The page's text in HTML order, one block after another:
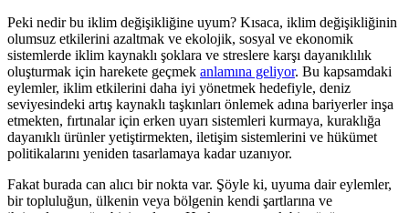
Peki nedir bu iklim değişikliğine uyum? Kısaca, iklim değişikliğinin
olumsuz etkilerini azaltmak ve ekolojik, sosyal ve ekonomik
sistemlerde iklim kaynaklı şoklara ve streslere karşı dayanıklılık
oluşturmak için harekete geçmek anlamına geliyor. Bu kapsamdaki
eylemler, iklim etkilerini daha iyi yönetmek hedefiyle, deniz
seviyesindeki artış kaynaklı taşkınları önlemek adına bariyerler inşa
etmekten, fırtınalar için erken uyarı sistemleri kurmaya, kuraklığa
dayanıklı ürünler yetiştirmekten, iletişim sistemlerini ve hükümet
politikalarını yeniden tasarlamaya kadar uzanıyor.
Fakat burada can alıcı bir nokta var. Şöyle ki, uyuma dair eylemler,
bir topluluğun, ülkenin veya bölgenin kendi şartlarına ve